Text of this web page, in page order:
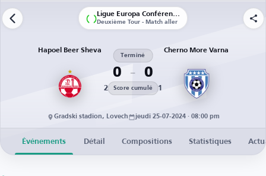
Ligue Europa Conférence | Qualifications
Deuxième Tour - Match aller
Hapoel Beer Sheva
0
Terminé
0
2 Score cumulé 1
Cherno More Varna
Gradski stadion, Lovech jeudi 25-07-2024 · 08:00 pm
Événements Détail Compositions Statistiques